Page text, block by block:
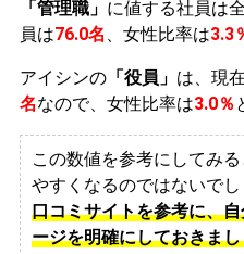
「管理職」 に値する社員は
員は76.0名 、女性比率は3.3
アイシンの「役員」 は、現在
名なので、女性比率は3.0％
この数値を参考にしてみ
やすくなるのではないでし
口コミサイトを参考に、
ージを明確にしておきま